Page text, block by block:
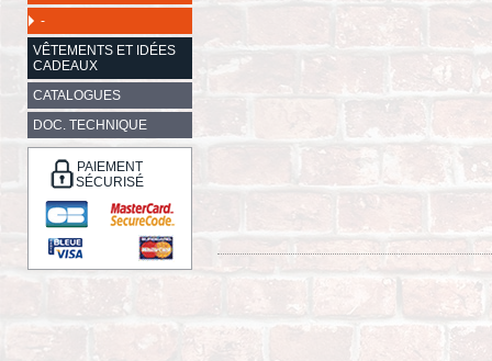
-
VÊTEMENTS ET IDÉES
CADEAUX
CATALOGUES
DOC. TECHNIQUE
PAIEMENT
SÉCURISÉ